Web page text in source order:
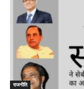
राजनीति